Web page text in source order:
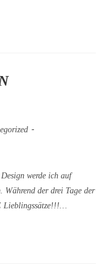
werde ich auf
Während der drei Tage der
Lieblingssätze!!!…